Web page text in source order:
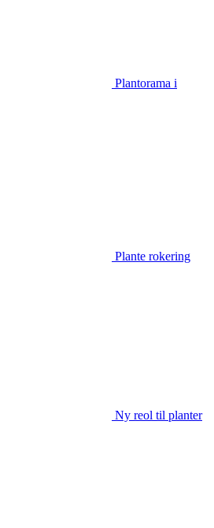
Plantorama i
Plante rokering
Ny reol til planter